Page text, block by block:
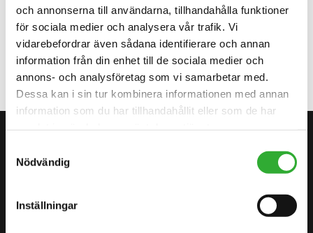
och annonserna till användarna, tillhandahålla funktioner
för sociala medier och analysera vår trafik. Vi
vidarebefordrar även sådana identifierare och annan
information från din enhet till de sociala medier och
annons- och analysföretag som vi samarbetar med.
Dessa kan i sin tur kombinera informationen med annan
information som du har tillhandahållit eller som de har
Nödvändig
Inställningar
PRODUKTNUMMER A33556
BÖRJA DIN RESA MED AVANT